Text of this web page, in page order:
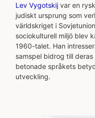
Lev Vygotskij var en
judiskt ursprung som
världskriget i
sociokulturell miljö blev
1960-talet. Han
samspel bidrog till
betonade språkets
utveckling.